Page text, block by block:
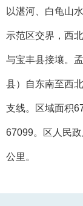
以湛河、白龟山
示范区交界，西
与宝丰县接壤。
县）自东南至西
支线。区域面积
67099。区人民
公里。